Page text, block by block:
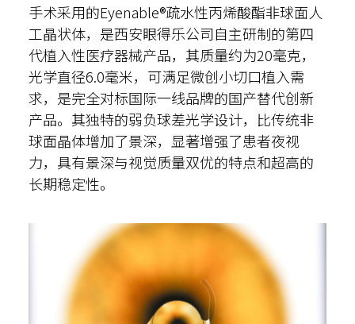
手术采用的Eyenable®疏水性丙烯酸酯非球面人
工晶状体，是西安眼得乐公司自主研制的第四
代植入性医疗器械产品，其质量约为20毫克，
光学直径6.0毫米，可满足微创小切口植入需
求，是完全对标国际一线品牌的国产替代创新
产品。其独特的弱负球差光学设计，比传统非
球面晶体增加了景深，显著增强了患者夜视
力，具有景深与视觉质量双优的特点和超高的
长期稳定性。